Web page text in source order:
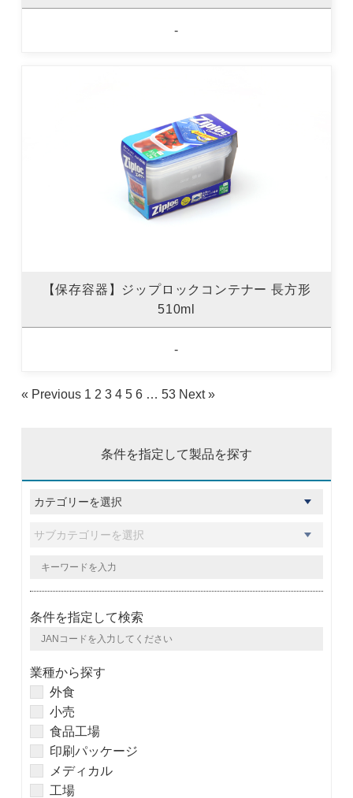
-
【保存容器】ジップロックコンテナー 長方形
510ml
-
« Previous 1 2 3 4 5 6 … 53 Next »
条件を指定して製品を探す
条件を指定して検索
業種から探す
外食
小売
食品工場
印刷パッケージ
メディカル
工場